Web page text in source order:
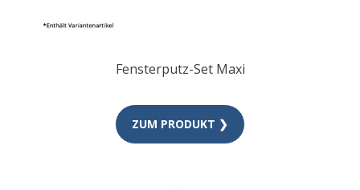
Fensterputz-Set Maxi
ZUM PRODUKT ❯